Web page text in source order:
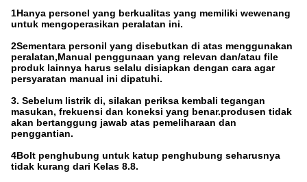
1Hanya personel yang berkualitas yang memiliki wewenang
untuk mengoperasikan peralatan ini.
2Sementara personil yang disebutkan di atas menggunakan
peralatan,Manual penggunaan yang relevan dan/atau file
produk lainnya harus selalu disiapkan dengan cara agar
persyaratan manual ini dipatuhi.
3. Sebelum listrik di, silakan periksa kembali tegangan
masukan, frekuensi dan koneksi yang benar.produsen tidak
akan bertanggung jawab atas pemeliharaan dan
penggantian.
4Bolt penghubung untuk katup penghubung seharusnya
tidak kurang dari Kelas 8.8.